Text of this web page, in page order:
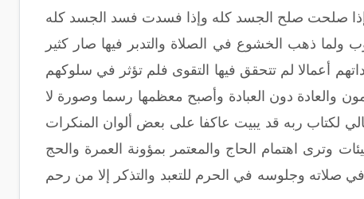
صلحت صلح الجسد كله وإذا فسدت فسد الجسد كله
ولما ذهب الخشوع في الصلاة والتدبر فيها صار كثير
أعمالا لم تتحقق فيها التقوى فلم تؤثر في سلوكهم
والعادة دون العبادة وأصبح معظمها رسما وصورة لا
لكتاب ربه قد يبيت عاكفا على بعض ألوان المنكرات
وترى اهتمام الحاج والمعتمر بمؤونة العمرة والحج
وجلوسه في الحرم للتعبد والتذكر إلا من رحم